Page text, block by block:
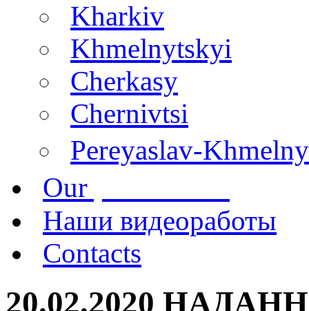
Kharkiv
Khmelnytskyi
Cherkasy
Chernivtsi
Pereyaslav-
Our
Наши видеоработы
Contacts
20.02.2020